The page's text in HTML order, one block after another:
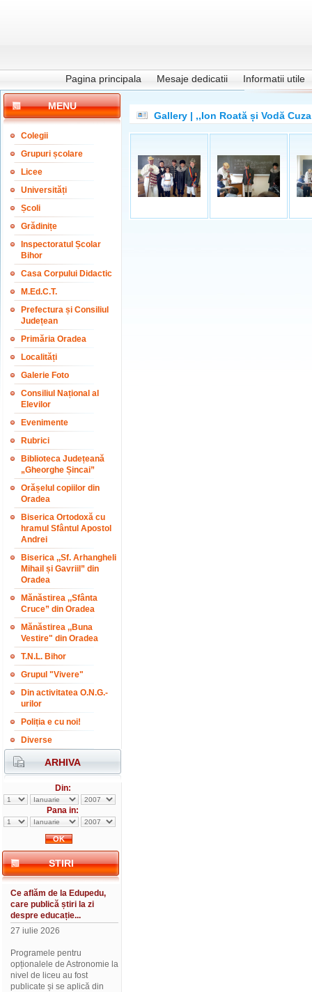
Pagina principala Mesaje dedicatii Informatii utile
MENU
Colegii
Grupuri școlare
Licee
Universități
Școli
Grădinițe
Inspectoratul Școlar
Bihor
Casa Corpului Didactic
M.Ed.C.T.
Prefectura și Consiliul
Județean
Primăria Oradea
Localități
Galerie Foto
Consiliul Național al
Elevilor
Evenimente
Rubrici
Biblioteca Județeană
„Gheorghe Șincai”
Orășelul copiilor din
Oradea
Biserica Ortodoxă cu
hramul Sfântul Apostol
Andrei
Biserica ,,Sf. Arhangheli
Mihail și Gavriil” din
Oradea
Mănăstirea ,,Sfânta
Cruce” din Oradea
Mănăstirea ,,Buna
Vestire" din Oradea
T.N.L. Bihor
Grupul "Vivere"
Din activitatea O.N.G.-
urilor
Poliția e cu noi!
Diverse
ARHIVA
Din:
Pana in:
STIRI
Ce aflăm de la Edupedu,
care publică știri la zi
despre educație...
27 iulie 2026
Programele pentru
opționalele de Astronomie la
nivel de liceu au fost
publicate și se aplică din
Gallery | ,,Ion Roată și Vodă